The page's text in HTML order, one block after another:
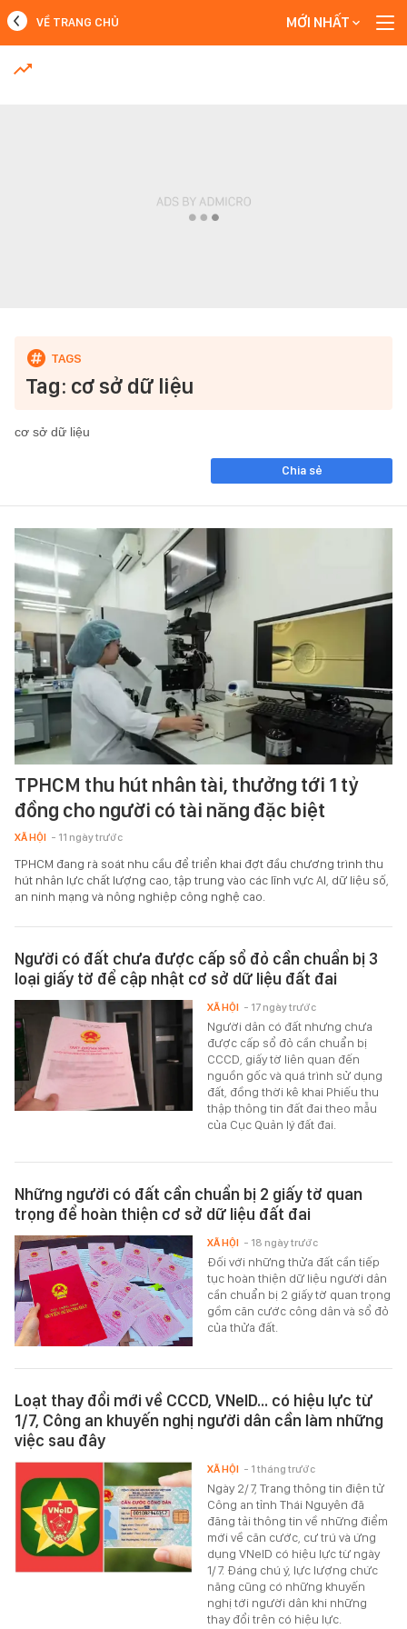
MỚI NHẤT
VỀ TRANG CHỦ MỚI NHẤT
Tag: cơ sở dữ liệu
cơ sở dữ liệu
Chia sẻ
TPHCM thu hút nhân tài, thưởng tới 1 tỷ
đồng cho người có tài năng đặc biệt
XÃ HỘI - 11 ngày trước
TPHCM đang rà soát nhu cầu để triển khai đợt đầu chương trình thu
hút nhân lực chất lượng cao, tập trung vào các lĩnh vực AI, dữ liệu số,
an ninh mạng và nông nghiệp công nghệ cao.
Người có đất chưa được cấp sổ đỏ cần chuẩn bị 3
loại giấy tờ để cập nhật cơ sở dữ liệu đất đai
Người dân có đất nhưng chưa
được cấp sổ đỏ cần chuẩn bị
CCCD, giấy tờ liên quan đến
nguồn gốc và quá trình sử dụng
đất, đồng thời kê khai Phiếu thu
thập thông tin đất đai theo mẫu
của Cục Quản lý đất đai.
XÃ HỘI - 17 ngày trước
Những người có đất cần chuẩn bị 2 giấy tờ quan
trọng để hoàn thiện cơ sở dữ liệu đất đai
Đối với những thửa đất cần tiếp
tục hoàn thiện dữ liệu người dân
cần chuẩn bị 2 giấy tờ quan trọng
gồm căn cước công dân và sổ đỏ
của thửa đất.
XÃ HỘI - 18 ngày trước
Loạt thay đổi mới về CCCD, VNeID... có hiệu lực từ
1/7, Công an khuyến nghị người dân cần làm những
việc sau đây
Ngày 2/7, Trang thông tin điện tử
Công an tỉnh Thái Nguyên đã
đăng tải thông tin về những điểm
mới về căn cước, cư trú và ứng
dụng VNeID có hiệu lực từ ngày
1/7. Đáng chú ý, lực lượng chức
năng cũng có những khuyến
nghị tới người dân khi những
thay đổi trên có hiệu lực.
XÃ HỘI - 1 tháng trước